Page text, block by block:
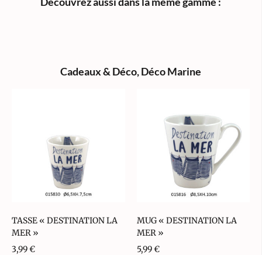
Cadeaux & Déco,Déco Marine
TASSE « DESTINATION LA
MER »
3,99€
MUG « DESTINATION LA
MER »
5,99€